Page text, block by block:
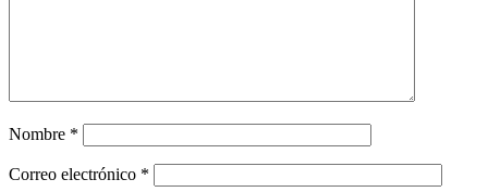
Nombre *
Correo electrónico *